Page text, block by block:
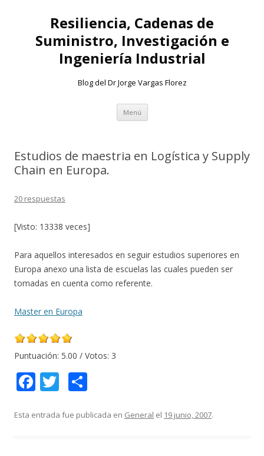
Resiliencia, Cadenas de
Suministro, Investigación e
Ingeniería Industrial
Blog del Dr Jorge Vargas Florez
Menú Ir
contenido
Estudios de maestria en Logística y Supply
Chain en Europa.
20 respuestas
[Visto: 13338 veces]
Para aquellos interesados en seguir estudios superiores en
Europa anexo una lista de escuelas las cuales pueden ser
tomadas en cuenta como referente.
Master en Europa
Puntuación: 5.00 / Votos: 3
F
e
T
itt m
Esta entrada fue publicada en General el 19 junio, 2007.